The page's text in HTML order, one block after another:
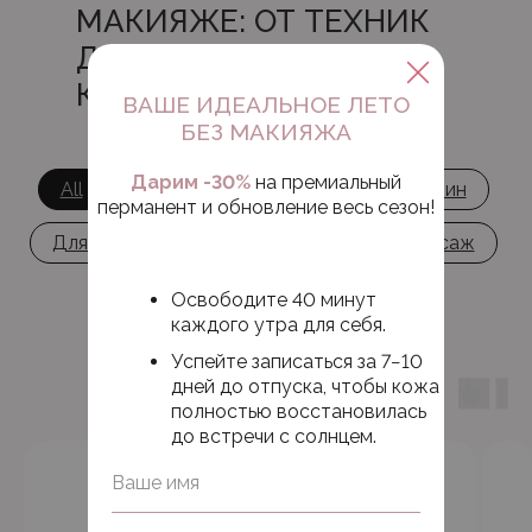
МАКИЯЖЕ: ОТ ТЕХНИК
ДО РЕЗУЛЬТАТОВ
КЛИЕНТОВ
All Польза Отзыв Для мужчин
Для бизнес-леди Массаж
О студии Удаление татуажа
Освободите 40 минут
каждого утра для себя.
Успейте записаться за 7−10
дней до отпуска, чтобы кожа
полностью восстановилась
до встречи с солнцем.
Дарим -30% на премиальный
перманент и обновление весь сезон!
ВАШЕ ИДЕАЛЬНОЕ ЛЕТО
БЕЗ МАКИЯЖА